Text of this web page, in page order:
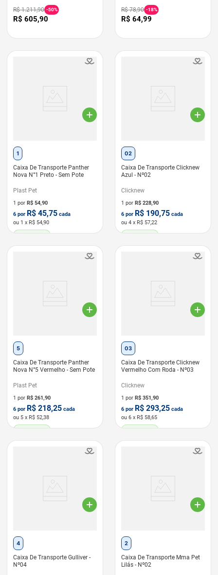
R$ 1.211,90 -50%
R$ 605,90
R$ 78,90 -18%
R$ 64,99
1
Caixa De Transporte Panther
Nova N°1 Preto - Sem Pote
Plast Pet
1 por R$ 54,90
6 por R$ 45,75 cada
ou 1 x R$ 54,90
02
Caixa De Transporte Clicknew
Azul - Nº02
Clicknew
1 por R$ 228,90
6 por R$ 190,75 cada
ou 4 x R$ 57,22
5
Caixa De Transporte Panther
Nova N°5 Vermelho - Sem Pote
Plast Pet
1 por R$ 261,90
6 por R$ 218,25 cada
ou 5 x R$ 52,38
03
Caixa De Transporte Clicknew
Vermelho Com Roda - Nº03
Clicknew
1 por R$ 351,90
6 por R$ 293,25 cada
ou 6 x R$ 58,65
4
Caixa De Transporte Gulliver -
Nº04
2
Caixa De Transporte Mma Pet
Lilás - Nº02